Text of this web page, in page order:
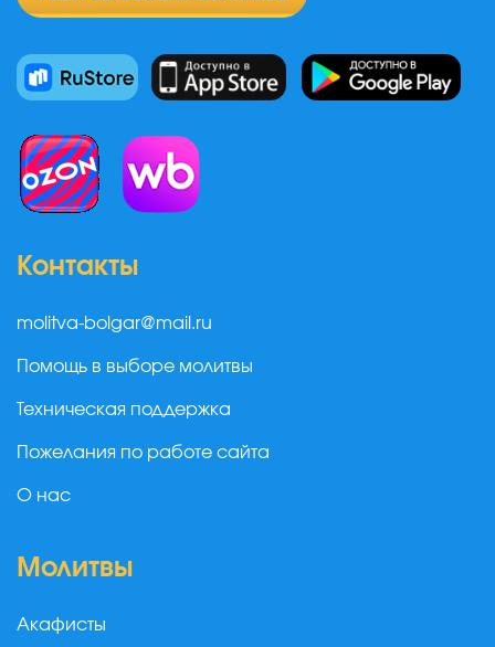
Контакты
molitva-bolgar@mail.ru
Помощь в выборе молитвы
Техническая поддержка
Пожелания по работе сайта
О нас
Молитвы
Акафисты